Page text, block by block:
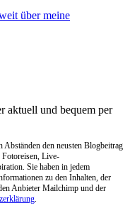
über meine
aktuell und bequem per
den neusten Blogbeitrag
Live-
Sie haben in jedem
zu den Inhalten, der
Anbieter Mailchimp und der
.